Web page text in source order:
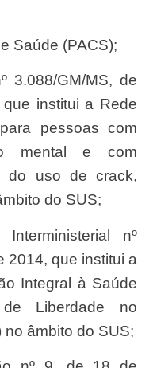
Saúde (PACS);
institui a Rede
pessoas com
mental e com
do uso de crack,
do SUS;
2014, que institui a
Integral à Saúde
Liberdade no
no âmbito do SUS;